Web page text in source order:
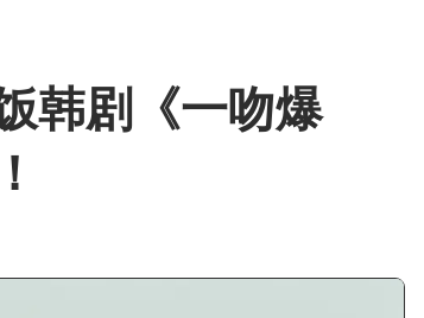
韩剧《一吻爆